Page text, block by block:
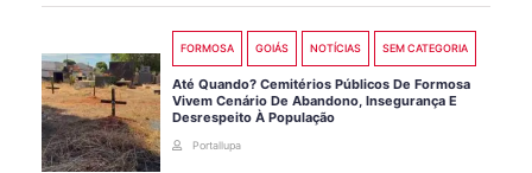
FORMOSA GOIÁS NOTÍCIAS SEM CATEGORIA
Até Quando? Cemitérios Públicos De Formosa
Vivem Cenário De Abandono, Insegurança E
Desrespeito À População
Portallupa